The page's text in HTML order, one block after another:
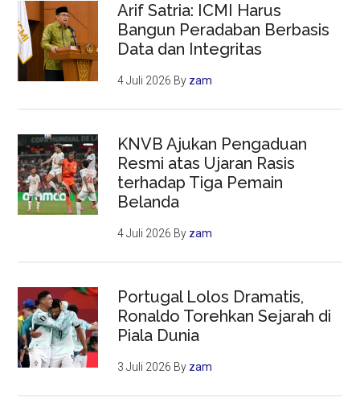
Arif Satria: ICMI Harus
Bangun Peradaban Berbasis
Data dan Integritas
4 Juli 2026 By zam
KNVB Ajukan Pengaduan
Resmi atas Ujaran Rasis
terhadap Tiga Pemain
Belanda
4 Juli 2026 By zam
Portugal Lolos Dramatis,
Ronaldo Torehkan Sejarah di
Piala Dunia
3 Juli 2026 By zam